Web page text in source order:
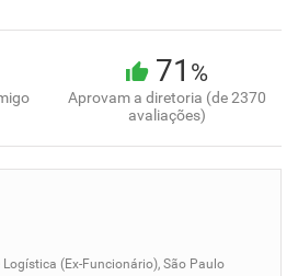
71 %
Aprovam a diretoria (de 2370
avaliações)
(Ex-Funcionário), São Paulo